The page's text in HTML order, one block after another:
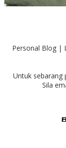
Personal Blog |
Untuk sebarang
Sila